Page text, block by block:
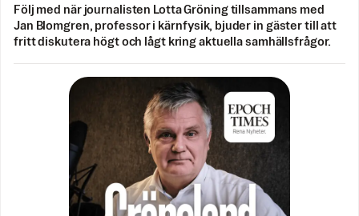
Följ med när journalisten Lotta Gröning tillsammans med
Jan Blomgren, professor i kärnfysik, bjuder in gäster till att
fritt diskutera högt och lågt kring aktuella samhällsfrågor.